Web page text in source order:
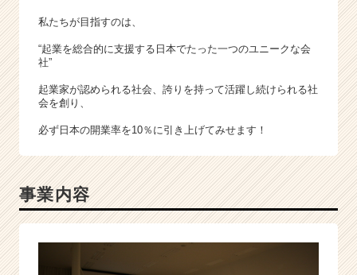
私たちが目指すのは、
“起業を総合的に支援する日本でたった一つのユニークな会
社”
起業家が認められる社会、誇りを持って活躍し続けられる社
会を創り、
必ず日本の開業率を10％に引き上げてみせます！
事業内容